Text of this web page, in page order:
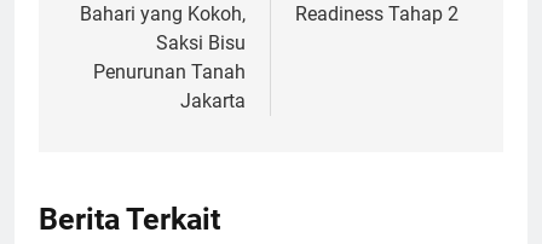
Bahari yang Kokoh,
Saksi Bisu
Penurunan Tanah
Jakarta
Readiness Tahap 2
Berita Terkait